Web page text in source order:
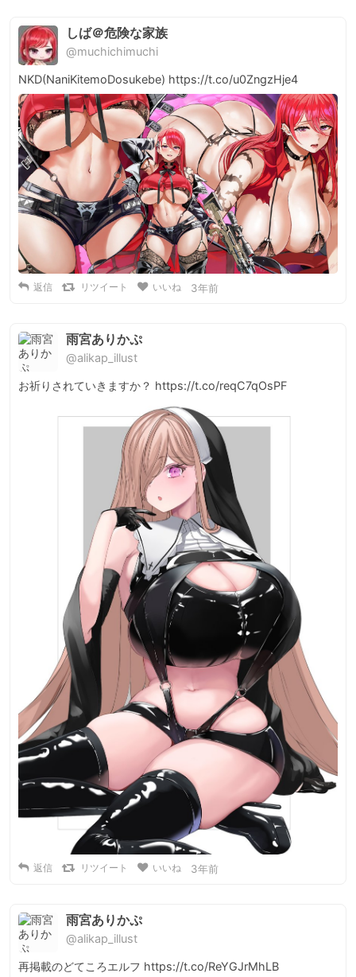
しば＠危険な家族
@muchichimuchi
NKD(NaniKitemoDosukebe) https://t.co/u0ZngzHje4
返信 リツイート いいね 3年前
雨宮ありかぷ
@alikap_illust
お祈りされていきますか？ https://t.co/reqC7qOsPF
返信 リツイート いいね 3年前
雨宮ありかぷ
@alikap_illust
再掲載のどてころエルフ https://t.co/ReYGJrMhLB